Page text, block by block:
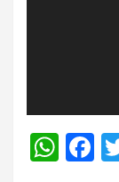
W
F